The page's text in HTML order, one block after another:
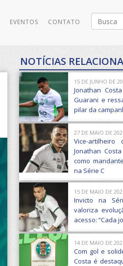
Buscar
por:
EVENTOS CONTATO
NOTÍCIAS
15 DE JUNHO DE
Jonathan
Guarani e
pilar da
27 DE MAIO DE
Vice-artilheiro
Jonathan
como
na Série C
15 DE MAIO DE
Invicto na
valoriza
acesso: “Cada
14 DE MAIO DE
Com gol e
Costa é